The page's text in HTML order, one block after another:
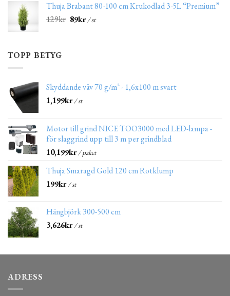
Thuja Brabant 80-100 cm Krukodlad 3-5L “Premium”
129kr 89kr/ st
TOPP BETYG
Skyddande väv 70 g/m² - 1,6x100 m svart
1,199kr/ st
Motor till grind NICE TOO3000 med LED-lampa -
för slaggrind upp till 3 m per grindblad
10,199kr/ paket
Thuja Smaragd Gold 120 cm Rotklump
199kr/ st
Hängbjörk 300-500 cm
3,626kr/ st
ADRESS